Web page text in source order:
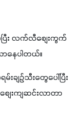
ြီး လက်လီစျေးကွက်
နေပါတယ်။
ချဥ်သီးတွေပေါ်ပြီး
ျေးကျဆင်းလာတာ